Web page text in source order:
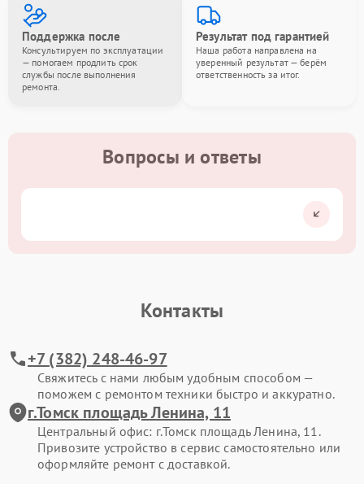
Поддержка после
Консультируем по эксплуатации
— помогаем продлить срок
службы после выполнения
ремонта.
Результат под гарантией
Наша работа направлена на
уверенный результат — берём
ответственность за итог.
Вопросы и ответы
Контакты
+7 (382) 248-46-97
Свяжитесь с нами любым удобным способом —
поможем с ремонтом техники быстро и аккуратно.
г.Томск площадь Ленина, 11
Центральный офис: г.Томск площадь Ленина, 11.
Привозите устройство в сервис самостоятельно или
оформляйте ремонт с доставкой.